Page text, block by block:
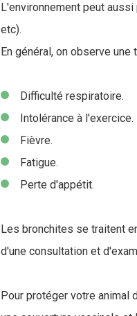
L'environnement peut
etc).
En général, on observe
Difficulté respiratoire.
Intolérance à l'exercice.
Fièvre.
Fatigue.
Perte d'appétit.
Les bronchites se traitent
d'une consultation et
Pour protéger votre animal